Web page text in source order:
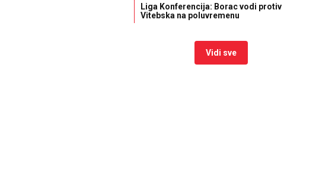
Liga Konferencija: Borac vodi protiv
Vitebska na poluvremenu
Vidi sve